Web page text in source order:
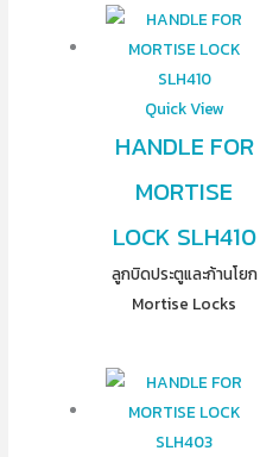
Quick View
HANDLE FOR
MORTISE
LOCK SLH410
ลูกบิดประตูและก้านโยก
Mortise Locks